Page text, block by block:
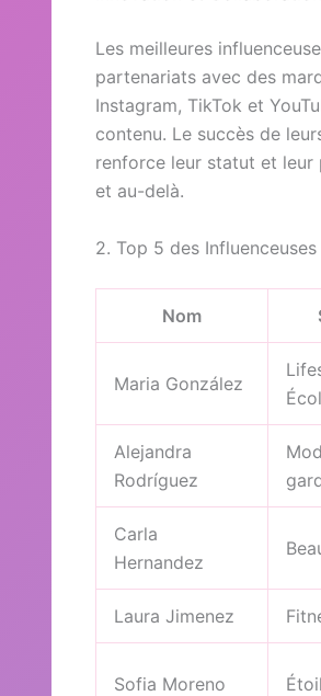
Les meilleures
partenariats avec des
Instagram, TikTok et
contenu. Le succès de
renforce leur statut et leur
et au-delà.
2. Top 5 des
Nom
Maria González
Alejandra
Rodríguez
Carla
Hernandez
Laura Jimenez
Sofia Moreno